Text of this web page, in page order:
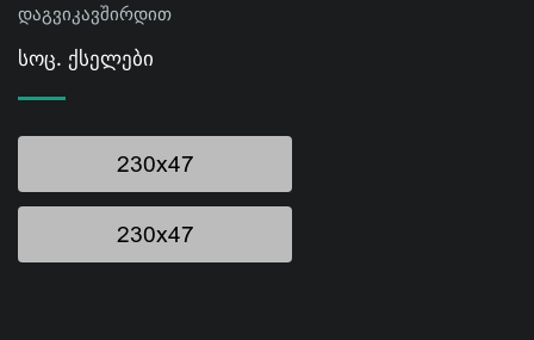
დაგვიკავშირდით
Სოც. Ქსელები